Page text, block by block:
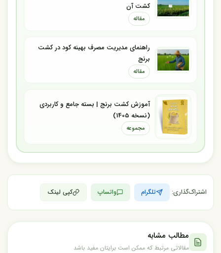
کشت آن
مقاله
راهنمای مدیریت مصرف بهینه کود در کشت
برنج
مقاله
آموزش کشت برنج | بسته جامع و کاربردی
(نسخه 1405)
مجموعه
اشتراک‌گذاری: تلگرام واتساپ کپی لینک
مطالب مشابه
مقالاتی مرتبط که ممکن است برایتان مفید باشد